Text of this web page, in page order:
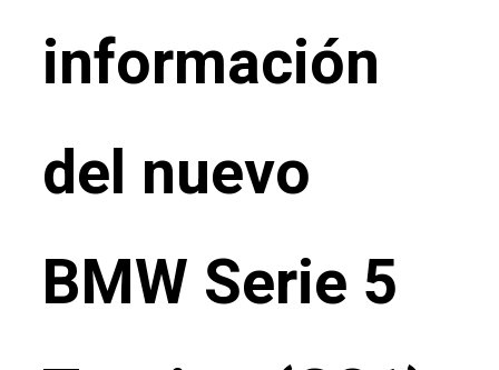
información
del nuevo
BMW Serie 5